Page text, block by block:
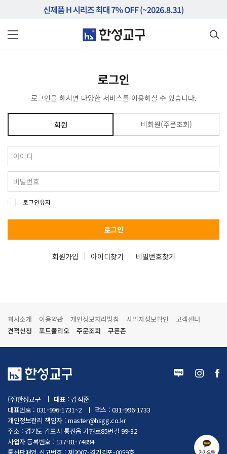
로그인
로그인을 하시면 다양한 서비스를 이용하실 수 있습니다.
카카오톡
회원 비회원(주문조회)
로그인유지
로그인
회원가입 아이디찾기 비밀번호찾기
회사소개 이용약관 개인정보처리방침 사업자정보확인
고객센터
견적신청
포트폴리오 주문조회 쿠폰존
(주)한성교구
대표 : 김석준
대표번호 : 031-996-1731~2
팩스 : 031-996-1733
개인정보관리 책임자 : master@hsgg.co.kr
주소 : 경기도 김포시 통진읍 가현로85번길 99-32
사업자 등록번호 : 137-81-74894